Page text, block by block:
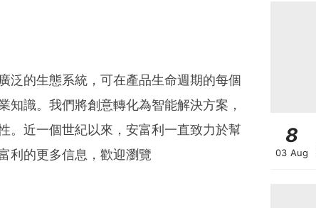
泛的生態系統，可在產品生命週期的每個
知識。我們將創意轉化為智能解決方案，
。近一個世紀以來，安富利一直致力於幫
利的更多信息，歡迎瀏覽
8
03 Aug